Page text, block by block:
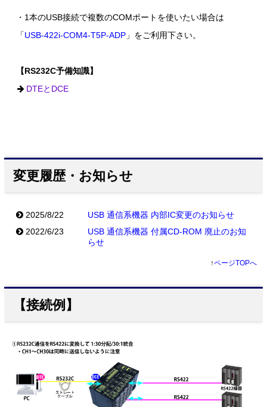
・1本のUSB接続で複数のCOMポートを使いたい場合は
「 USB-422i-COM4-T5P-ADP」をご利用下さい。
【RS232C予備知識】
DTEとDCE
変更履歴・お知らせ
2025/8/22
USB 通信系機器 内部IC変更のお知らせ
2022/6/23
USB 通信系機器 付属CD-ROM 廃止のお知
らせ
↑ページTOPへ
【接続例】